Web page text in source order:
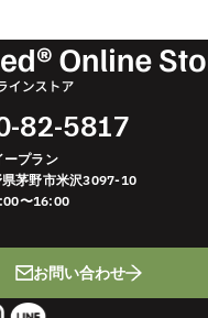
82-5817
ープラン
茅野市米沢3097-10
〜16:00
お問い合わせ